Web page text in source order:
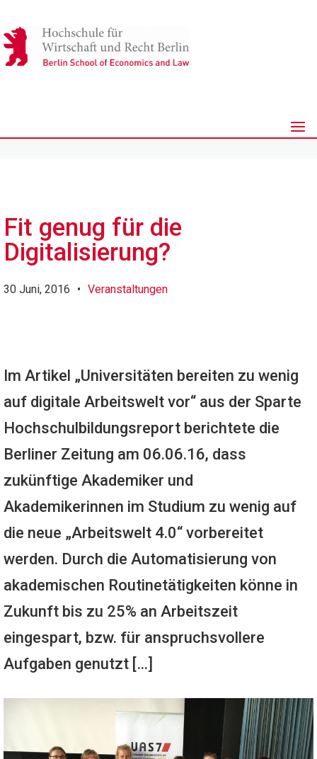
Fit genug für die
Digitalisierung?
30 Juni, 2016 • Veranstaltungen
Im Artikel „Universitäten bereiten zu wenig
auf digitale Arbeitswelt vor“ aus der Sparte
Hochschulbildungsreport berichtete die
Berliner Zeitung am 06.06.16, dass
zukünftige Akademiker und
Akademikerinnen im Studium zu wenig auf
die neue „Arbeitswelt 4.0“ vorbereitet
werden. Durch die Automatisierung von
akademischen Routinetätigkeiten könne in
Zukunft bis zu 25% an Arbeitszeit
eingespart, bzw. für anspruchsvollere
Aufgaben genutzt […]